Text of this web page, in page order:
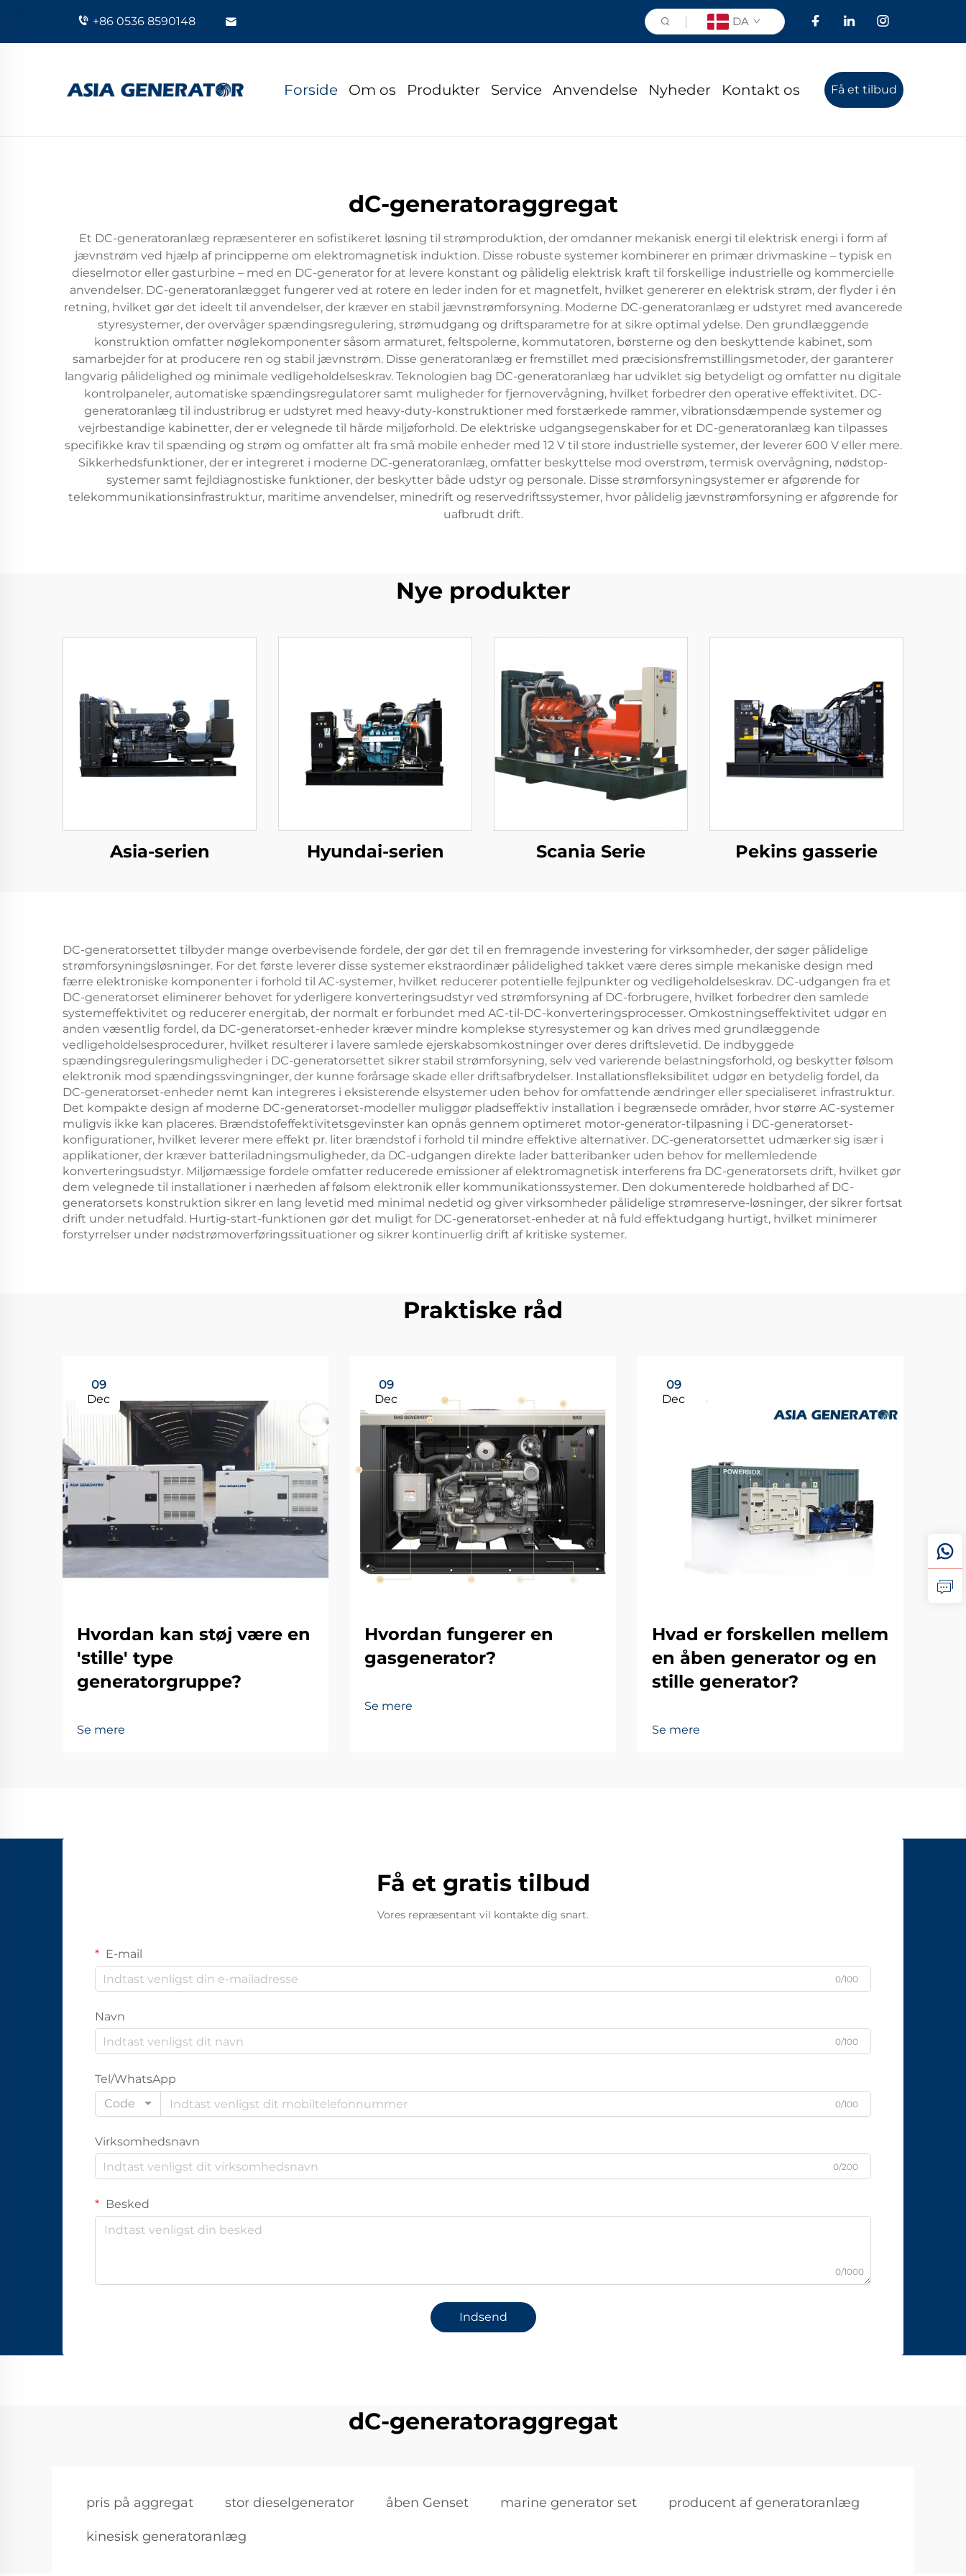
+86 0536 8590148 DA
Forside Om os Produkter Service Anvendelse Nyheder Kontakt os Få et tilbud
dC-generatoraggregat
Et DC-generatoranlæg repræsenterer en sofistikeret løsning til strømproduktion, der omdanner mekanisk energi til elektrisk energi i form af
jævnstrøm ved hjælp af principperne om elektromagnetisk induktion. Disse robuste systemer kombinerer en primær drivmaskine – typisk en
dieselmotor eller gasturbine – med en DC-generator for at levere konstant og pålidelig elektrisk kraft til forskellige industrielle og kommercielle
anvendelser. DC-generatoranlægget fungerer ved at rotere en leder inden for et magnetfelt, hvilket genererer en elektrisk strøm, der flyder i én
retning, hvilket gør det ideelt til anvendelser, der kræver en stabil jævnstrømforsyning. Moderne DC-generatoranlæg er udstyret med avancerede
styresystemer, der overvåger spændingsregulering, strømudgang og driftsparametre for at sikre optimal ydelse. Den grundlæggende
konstruktion omfatter nøglekomponenter såsom armaturet, feltspolerne, kommutatoren, børsterne og den beskyttende kabinet, som
samarbejder for at producere ren og stabil jævnstrøm. Disse generatoranlæg er fremstillet med præcisionsfremstillingsmetoder, der garanterer
langvarig pålidelighed og minimale vedligeholdelseskrav. Teknologien bag DC-generatoranlæg har udviklet sig betydeligt og omfatter nu digitale
kontrolpaneler, automatiske spændingsregulatorer samt muligheder for fjernovervågning, hvilket forbedrer den operative effektivitet. DC-
generatoranlæg til industribrug er udstyret med heavy-duty-konstruktioner med forstærkede rammer, vibrationsdæmpende systemer og
vejrbestandige kabinetter, der er velegnede til hårde miljøforhold. De elektriske udgangsegenskaber for et DC-generatoranlæg kan tilpasses
specifikke krav til spænding og strøm og omfatter alt fra små mobile enheder med 12 V til store industrielle systemer, der leverer 600 V eller mere.
Sikkerhedsfunktioner, der er integreret i moderne DC-generatoranlæg, omfatter beskyttelse mod overstrøm, termisk overvågning, nødstop-
systemer samt fejldiagnostiske funktioner, der beskytter både udstyr og personale. Disse strømforsyningsystemer er afgørende for
telekommunikationsinfrastruktur, maritime anvendelser, minedrift og reservedriftssystemer, hvor pålidelig jævnstrømforsyning er afgørende for
uafbrudt drift.
Nye produkter
Asia-serien Hyundai-serien Scania Serie Pekins gasserie
DC-generatorsettet tilbyder mange overbevisende fordele, der gør det til en fremragende investering for virksomheder, der søger pålidelige
strømforsyningsløsninger. For det første leverer disse systemer ekstraordinær pålidelighed takket være deres simple mekaniske design med
færre elektroniske komponenter i forhold til AC-systemer, hvilket reducerer potentielle fejlpunkter og vedligeholdelseskrav. DC-udgangen fra et
DC-generatorset eliminerer behovet for yderligere konverteringsudstyr ved strømforsyning af DC-forbrugere, hvilket forbedrer den samlede
systemeffektivitet og reducerer energitab, der normalt er forbundet med AC-til-DC-konverteringsprocesser. Omkostningseffektivitet udgør en
anden væsentlig fordel, da DC-generatorset-enheder kræver mindre komplekse styresystemer og kan drives med grundlæggende
vedligeholdelsesprocedurer, hvilket resulterer i lavere samlede ejerskabsomkostninger over deres driftslevetid. De indbyggede
spændingsreguleringsmuligheder i DC-generatorsettet sikrer stabil strømforsyning, selv ved varierende belastningsforhold, og beskytter følsom
elektronik mod spændingssvingninger, der kunne forårsage skade eller driftsafbrydelser. Installationsfleksibilitet udgør en betydelig fordel, da
DC-generatorset-enheder nemt kan integreres i eksisterende elsystemer uden behov for omfattende ændringer eller specialiseret infrastruktur.
Det kompakte design af moderne DC-generatorset-modeller muliggør pladseffektiv installation i begrænsede områder, hvor større AC-systemer
muligvis ikke kan placeres. Brændstofeffektivitetsgevinster kan opnås gennem optimeret motor-generator-tilpasning i DC-generatorset-
konfigurationer, hvilket leverer mere effekt pr. liter brændstof i forhold til mindre effektive alternativer. DC-generatorsettet udmærker sig især i
applikationer, der kræver batteriladningsmuligheder, da DC-udgangen direkte lader batteribanker uden behov for mellemledende
konverteringsudstyr. Miljømæssige fordele omfatter reducerede emissioner af elektromagnetisk interferens fra DC-generatorsets drift, hvilket gør
dem velegnede til installationer i nærheden af følsom elektronik eller kommunikationssystemer. Den dokumenterede holdbarhed af DC-
generatorsets konstruktion sikrer en lang levetid med minimal nedetid og giver virksomheder pålidelige strømreserve-løsninger, der sikrer fortsat
drift under netudfald. Hurtig-start-funktionen gør det muligt for DC-generatorset-enheder at nå fuld effektudgang hurtigt, hvilket minimerer
forstyrrelser under nødstrømoverføringssituationer og sikrer kontinuerlig drift af kritiske systemer.
Praktiske råd
09
Dec
Hvordan kan støj være en
'stille' type
generatorgruppe?
Se mere
09
Dec
Hvordan fungerer en
gasgenerator?
Se mere
09
Dec
Hvad er forskellen mellem
en åben generator og en
stille generator?
Se mere
Få et gratis tilbud
Vores repræsentant vil kontakte dig snart.
E-mail
0/100
Navn
0/100
Tel/WhatsApp
Code
0/100
Virksomhedsnavn
0/200
Besked
0/1000
Indsend
dC-generatoraggregat
pris på aggregat stor dieselgenerator åben Genset marine generator set producent af generatoranlæg
kinesisk generatoranlæg